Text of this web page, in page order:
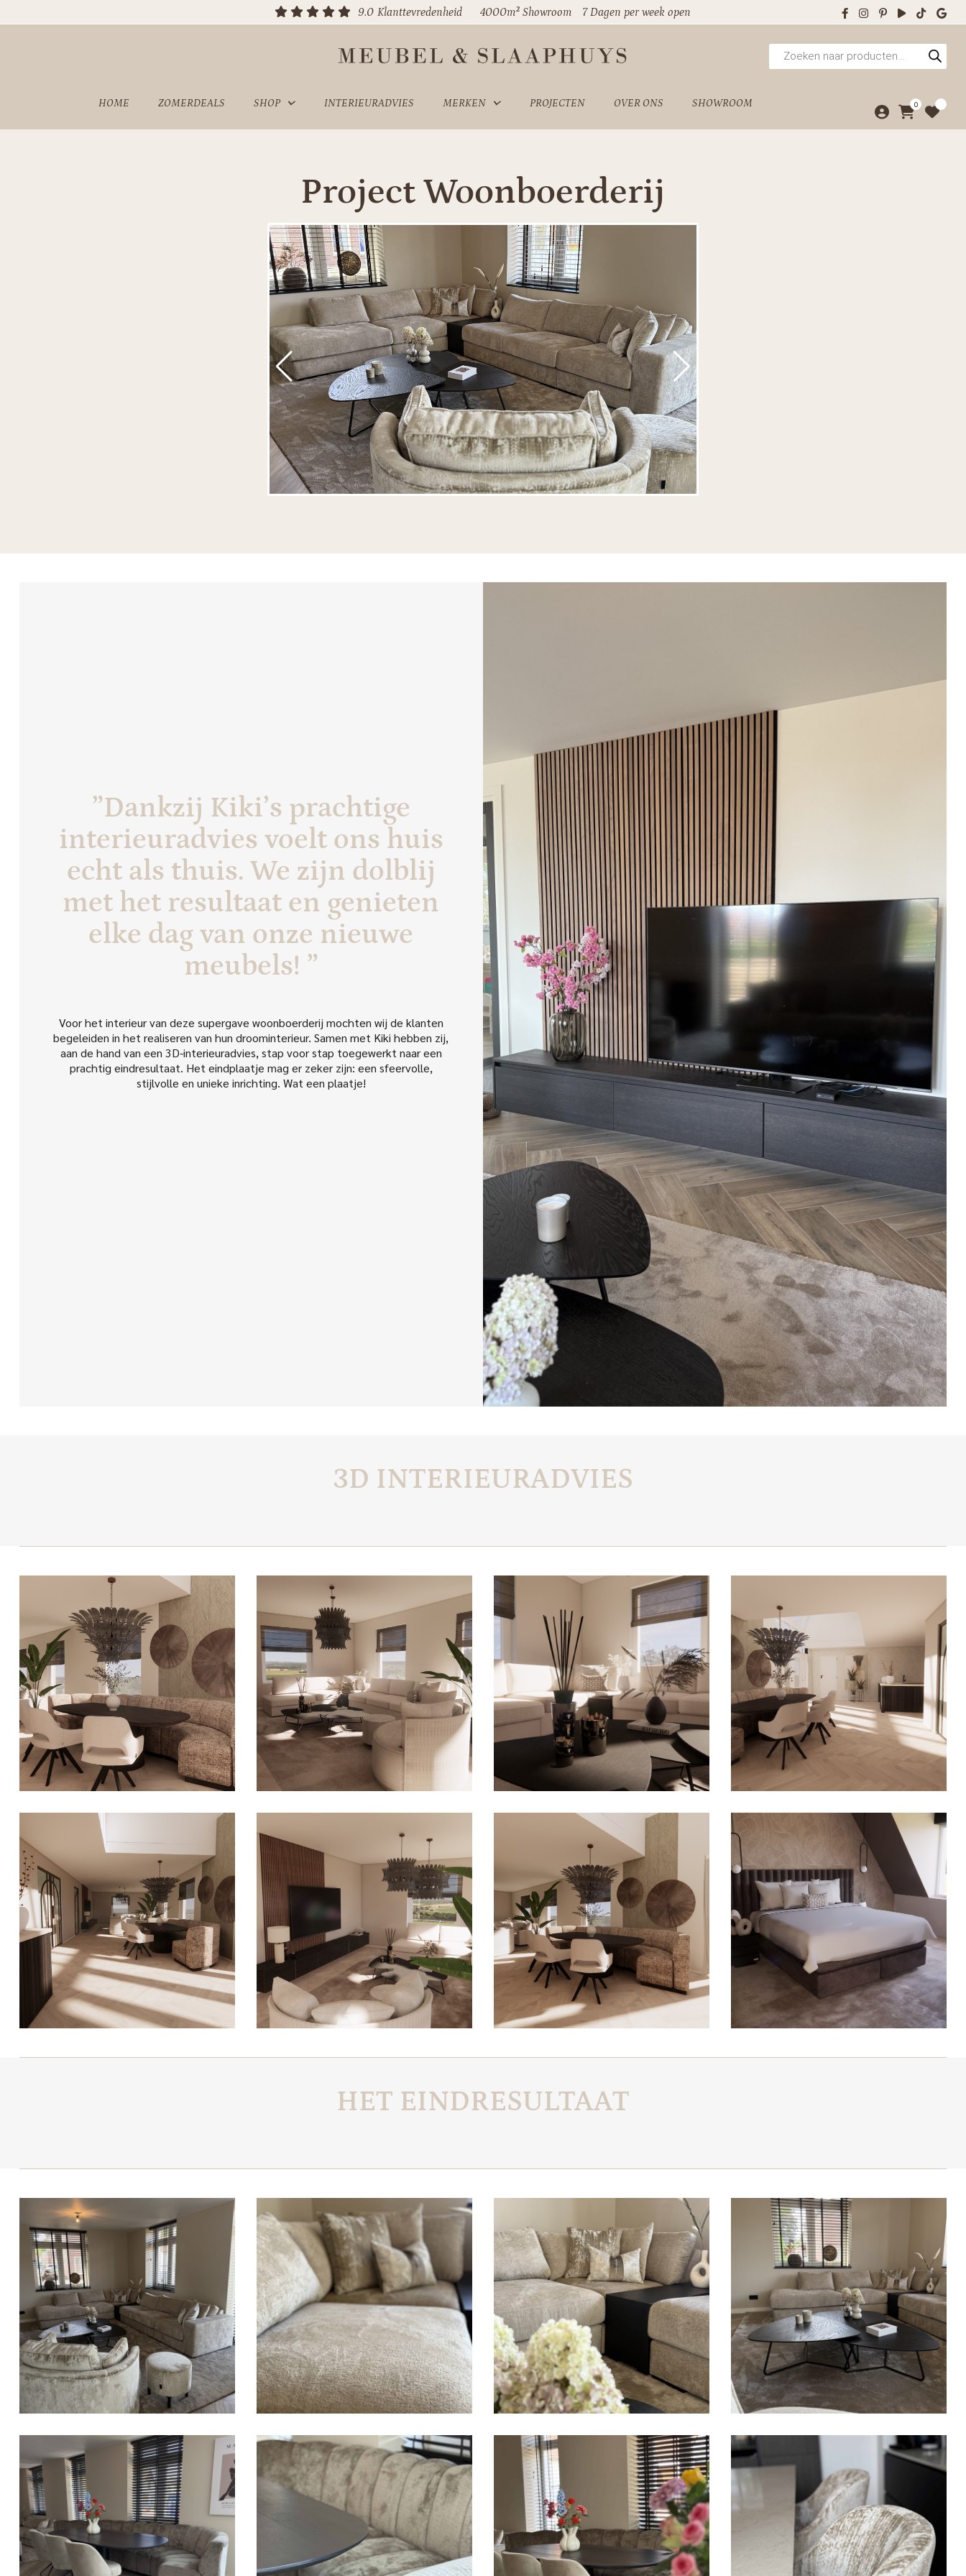
9.0 Klanttevredenheid 4000m² Showroom 7 Dagen per week open
Producten
zoeken
HOME ZOMERDEALS SHOP INTERIEURADVIES MERKEN PROJECTEN OVER ONS SHOWROOM 0
Project Woonboerderij
”Dankzij Kiki’s prachtige
interieuradvies voelt ons huis
echt als thuis. We zijn dolblij
met het resultaat en genieten
elke dag van onze nieuwe
meubels! ”
Voor het interieur van deze supergave woonboerderij mochten wij de klanten
begeleiden in het realiseren van hun droominterieur. Samen met Kiki hebben zij,
aan de hand van een 3D-interieuradvies, stap voor stap toegewerkt naar een
prachtig eindresultaat. Het eindplaatje mag er zeker zijn: een sfeervolle,
stijlvolle en unieke inrichting. Wat een plaatje!
3D INTERIEURADVIES
HET EINDRESULTAAT